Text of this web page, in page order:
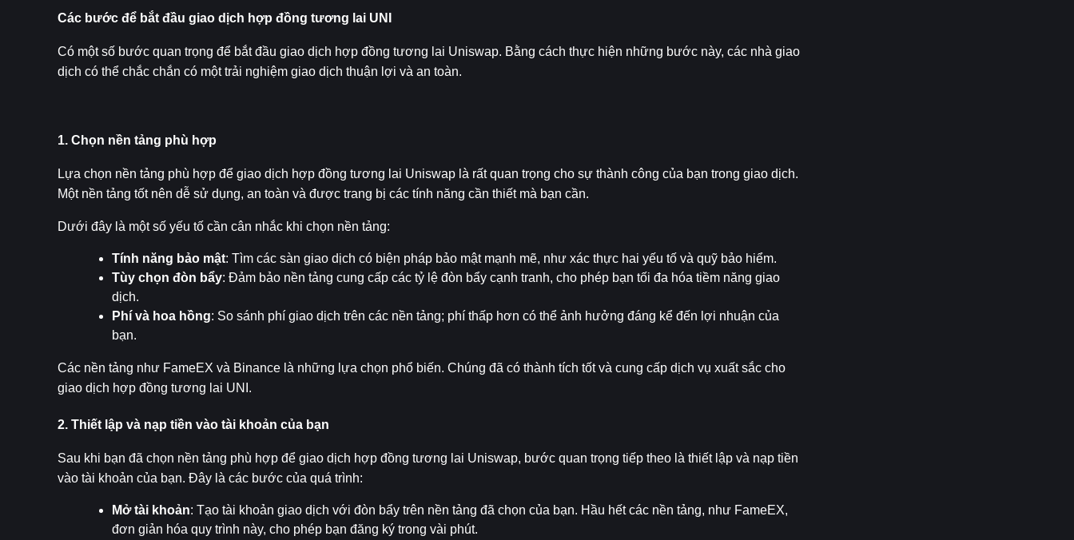
Các bước để bắt đầu giao dịch hợp đồng tương lai UNI
Có một số bước quan trọng để bắt đầu giao dịch hợp đồng tương lai Uniswap. Bằng cách thực hiện những bước này, các nhà giao
dịch có thể chắc chắn có một trải nghiệm giao dịch thuận lợi và an toàn.
1. Chọn nền tảng phù hợp
Lựa chọn nền tảng phù hợp để giao dịch hợp đồng tương lai Uniswap là rất quan trọng cho sự thành công của bạn trong giao dịch.
Một nền tảng tốt nên dễ sử dụng, an toàn và được trang bị các tính năng cần thiết mà bạn cần.
Dưới đây là một số yếu tố cần cân nhắc khi chọn nền tảng:
Tính năng bảo mật: Tìm các sàn giao dịch có biện pháp bảo mật mạnh mẽ, như xác thực hai yếu tố và quỹ bảo hiểm.
Tùy chọn đòn bẩy: Đảm bảo nền tảng cung cấp các tỷ lệ đòn bẩy cạnh tranh, cho phép bạn tối đa hóa tiềm năng giao
dịch.
Phí và hoa hồng: So sánh phí giao dịch trên các nền tảng; phí thấp hơn có thể ảnh hưởng đáng kể đến lợi nhuận của
bạn.
Các nền tảng như FameEX và Binance là những lựa chọn phổ biến. Chúng đã có thành tích tốt và cung cấp dịch vụ xuất sắc cho
giao dịch hợp đồng tương lai UNI.
2. Thiết lập và nạp tiền vào tài khoản của bạn
Sau khi bạn đã chọn nền tảng phù hợp để giao dịch hợp đồng tương lai Uniswap, bước quan trọng tiếp theo là thiết lập và nạp tiền
vào tài khoản của bạn. Đây là các bước của quá trình:
Mở tài khoản: Tạo tài khoản giao dịch với đòn bẩy trên nền tảng đã chọn của bạn. Hầu hết các nền tảng, như FameEX,
đơn giản hóa quy trình này, cho phép bạn đăng ký trong vài phút.